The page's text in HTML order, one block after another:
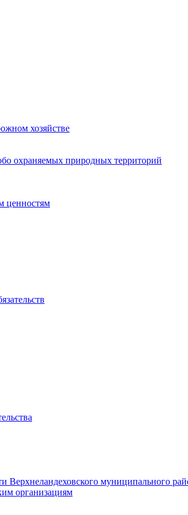
хозяйстве
охраняемых природных территорий
ценностям
Верхнеландеховского муниципального
организациям